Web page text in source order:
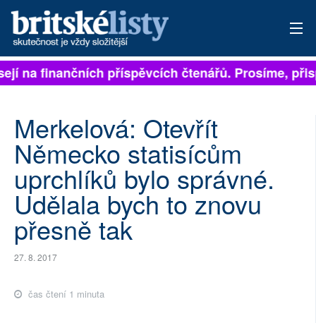
PŘIHLÁSIT
ARCHIV
ROZHOVORY
TÉMATA
NEJČTENĚJŠÍ ZA 7 DNÍ
PŘÍSPĚVKY NA PROVOZ
na finančních příspěvcích čtenářů. Prosíme,
Merkelová: Otevřít
Německo statisícům
uprchlíků bylo správné.
Udělala bych to znovu
přesně tak
27. 8. 2017
čas čtení 1 minuta